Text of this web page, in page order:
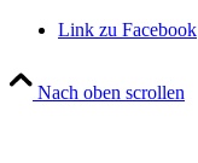
Link zu Facebook
Nach oben scrollen